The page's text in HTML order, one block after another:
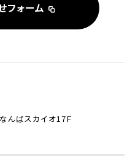
フォーム
んばスカイオ17Ｆ